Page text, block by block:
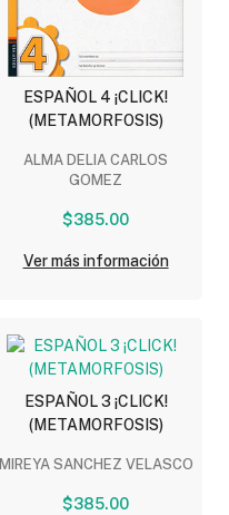
ESPAÑOL 4 ¡CLICK!
(METAMORFOSIS)
ALMA DELIA CARLOS
GOMEZ
$385.00
Ver más información
ESPAÑOL 3 ¡CLICK!
(METAMORFOSIS)
MIREYA SANCHEZ VELASCO
$385.00